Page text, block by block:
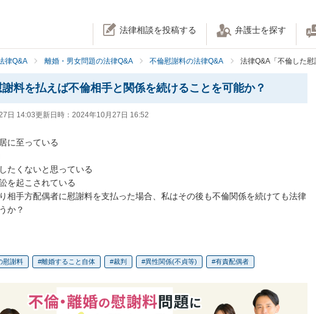
法律相談を投稿する 弁護士を探す
律Q&A 離婚・男女問題の法律Q&A 不倫慰謝料の法律Q&A 法律Q&A「不倫した
料を払えば不倫相手と関係を続けることを可能か？
日 14:03更新日時： 2024年10月27日 16:52
に至っている
たくないと思っている
を起こされている
相手方配偶者に慰謝料を支払った場合、私はその後も不倫関係を続けても法律
か？
慰謝料 離婚すること自体 裁判 異性関係(不貞等) 有責配偶者